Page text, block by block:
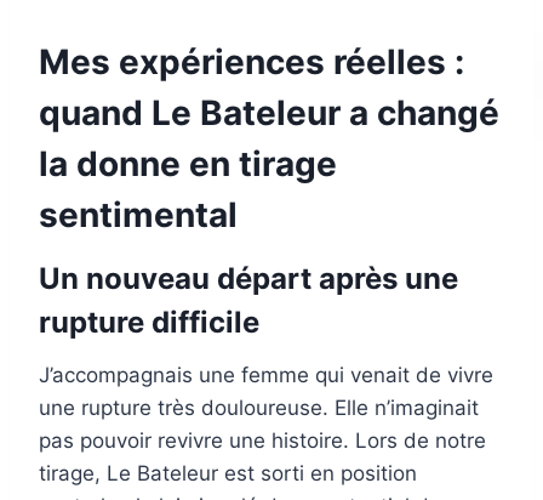
Mes expériences réelles :
quand Le Bateleur a changé
la donne en tirage
sentimental
Un nouveau départ après une
rupture difficile
J’accompagnais une femme qui venait de vivre
une rupture très douloureuse. Elle n’imaginait
pas pouvoir revivre une histoire. Lors de notre
tirage, Le Bateleur est sorti en position